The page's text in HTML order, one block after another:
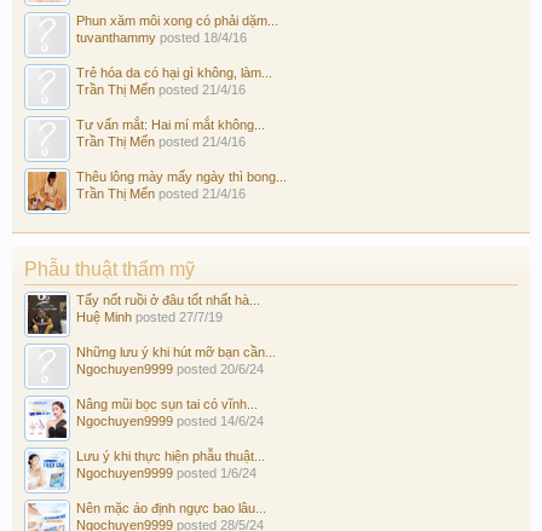
Phun xăm môi xong có phải dặm...
tuvanthammy posted 18/4/16
Trẻ hóa da có hại gì không, làm...
Trần Thị Mến posted 21/4/16
Tư vấn mắt: Hai mí mắt không...
Trần Thị Mến posted 21/4/16
Thêu lông mày mấy ngày thì bong...
Trần Thị Mến posted 21/4/16
Phẫu thuật thẩm mỹ
Tẩy nốt ruồi ở đâu tốt nhất hà...
Huệ Minh posted 27/7/19
Những lưu ý khi hút mỡ bạn cần...
Ngochuyen9999 posted 20/6/24
Nâng mũi bọc sụn tai có vĩnh...
Ngochuyen9999 posted 14/6/24
Lưu ý khi thực hiện phẫu thuật...
Ngochuyen9999 posted 1/6/24
Nên mặc áo định ngực bao lâu...
Ngochuyen9999 posted 28/5/24